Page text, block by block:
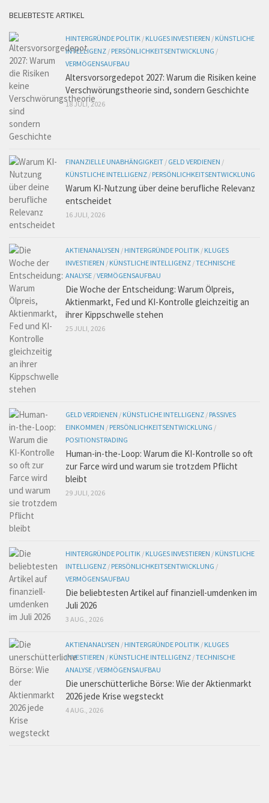
BELIEBTESTE ARTIKEL
HINTERGRÜNDE POLITIK / KLUGES INVESTIEREN / KÜNSTLICHE
INTELLIGENZ / PERSÖNLICHKEITSENTWICKLUNG /
VERMÖGENSAUFBAU
Altersvorsorgedepot 2027: Warum die Risiken keine
Verschwörungstheorie sind, sondern Geschichte
18 JULI, 2026
FINANZIELLE UNABHÄNGIGKEIT / GELD VERDIENEN /
KÜNSTLICHE INTELLIGENZ / PERSÖNLICHKEITSENTWICKLUNG
Warum KI-Nutzung über deine berufliche Relevanz
entscheidet
16 JULI, 2026
AKTIENANALYSEN / HINTERGRÜNDE POLITIK / KLUGES
INVESTIEREN / KÜNSTLICHE INTELLIGENZ /TECHNISCHE
ANALYSE /VERMÖGENSAUFBAU
Die Woche der Entscheidung: Warum Ölpreis,
Aktienmarkt, Fed und KI-Kontrolle gleichzeitig an
ihrer Kippschwelle stehen
25 JULI, 2026
GELD VERDIENEN / KÜNSTLICHE INTELLIGENZ / PASSIVES
EINKOMMEN / PERSÖNLICHKEITSENTWICKLUNG /
POSITIONSTRADING
Human-in-the-Loop: Warum die KI-Kontrolle so oft
zur Farce wird und warum sie trotzdem Pflicht
bleibt
29 JULI, 2026
HINTERGRÜNDE POLITIK / KLUGES INVESTIEREN / KÜNSTLICHE
INTELLIGENZ / PERSÖNLICHKEITSENTWICKLUNG /
VERMÖGENSAUFBAU
Die beliebtesten Artikel auf finanziell-umdenken im
Juli 2026
3 AUG., 2026
AKTIENANALYSEN / HINTERGRÜNDE POLITIK / KLUGES
INVESTIEREN / KÜNSTLICHE INTELLIGENZ /TECHNISCHE
ANALYSE /VERMÖGENSAUFBAU
Die unerschütterliche Börse: Wie der Aktienmarkt
2026 jede Krise wegsteckt
4 AUG., 2026